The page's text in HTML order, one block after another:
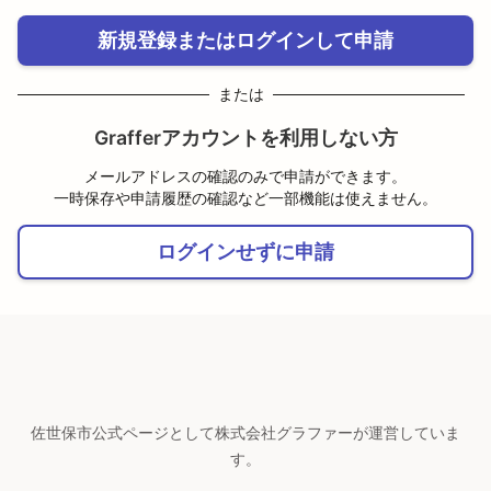
新規登録またはログインして申請
または
Grafferアカウントを利用しない方
メールアドレスの確認のみで申請ができます。
一時保存や申請履歴の確認など一部機能は使えません。
ログインせずに申請
佐世保市公式ページとして株式会社グラファーが運営していま
す。